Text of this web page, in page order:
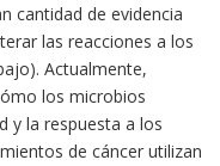
cantidad de evidencia
las reacciones a los
Actualmente,
los microbios
y la respuesta a los
de cáncer utilizan